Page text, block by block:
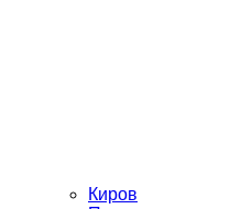
Киров